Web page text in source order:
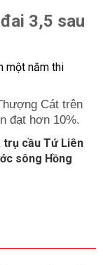
3,5 sau
Cát trên
đạt hơn 10%.
trụ cầu Tứ Liên
sông Hồng